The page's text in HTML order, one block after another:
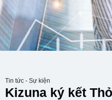
Tin tức - Sự kiện
Kizuna ký kết